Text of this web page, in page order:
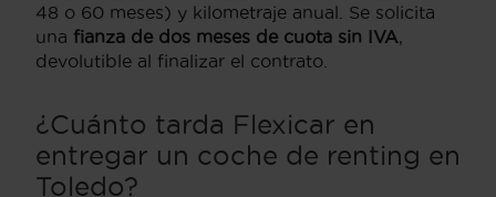
48 o 60 meses) y kilometraje anual. Se solicita
una fianza de dos meses de cuota sin IVA,
devolutible al finalizar el contrato.
¿Cuánto tarda Flexicar en
entregar un coche de renting en
Toledo?